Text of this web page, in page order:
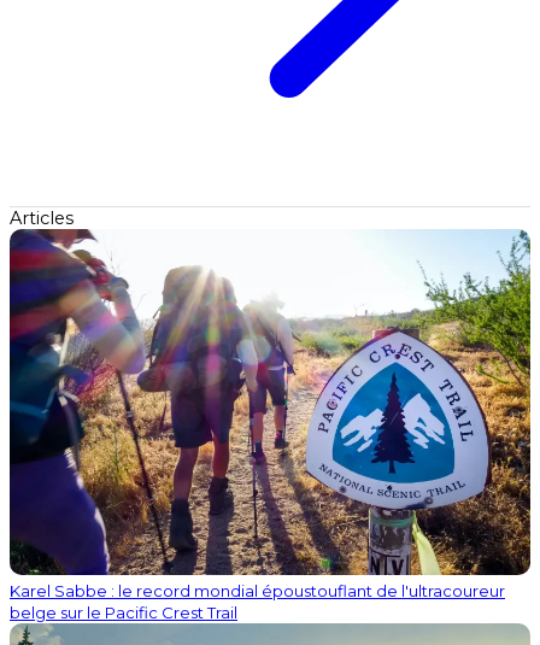
Articles
Karel Sabbe : le record mondial époustouflant de l'ultracoureur
belge sur le Pacific Crest Trail